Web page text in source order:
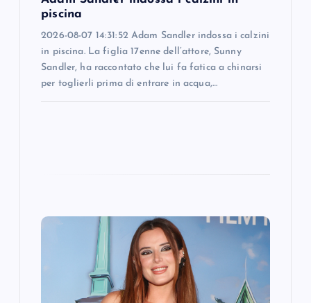
piscina
2026-08-07 14:31:52 Adam Sandler indossa i calzini
in piscina. La figlia 17enne dell’attore, Sunny
Sandler, ha raccontato che lui fa fatica a chinarsi
per toglierli prima di entrare in acqua,…